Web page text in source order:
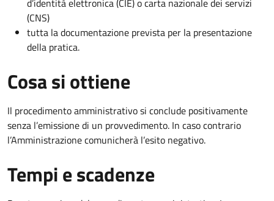
d’identità elettronica (CIE) o carta nazionale dei servizi
(CNS)
tutta la documentazione prevista per la presentazione
della pratica.
Cosa si ottiene
Il procedimento amministrativo si conclude positivamente
senza l’emissione di un provvedimento. In caso contrario
l’Amministrazione comunicherà l’esito negativo.
Tempi e scadenze